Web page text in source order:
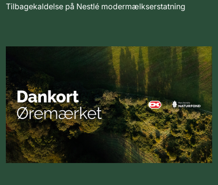
Tilbagekaldelse på Nestlé modermælkserstatning